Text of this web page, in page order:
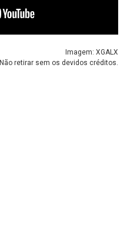
Imagem: XGALX
Não retirar sem os devidos créditos.